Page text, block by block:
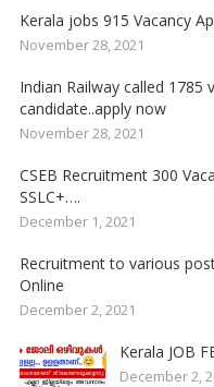
Kerala jobs 915 Vacancy
November 28, 2021
Indian Railway called 1785
candidate..apply now
November 28, 2021
CSEB Recruitment 300
SSLC+….
December 1, 2021
Recruitment to various
Online
December 2, 2021
Kerala JOB
December 2,